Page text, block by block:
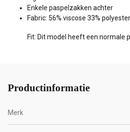
Enkele paspelzakken achter
Fabric: 56% viscose 33%
Fit: Dit model heeft een normale
Productinformatie
Merk